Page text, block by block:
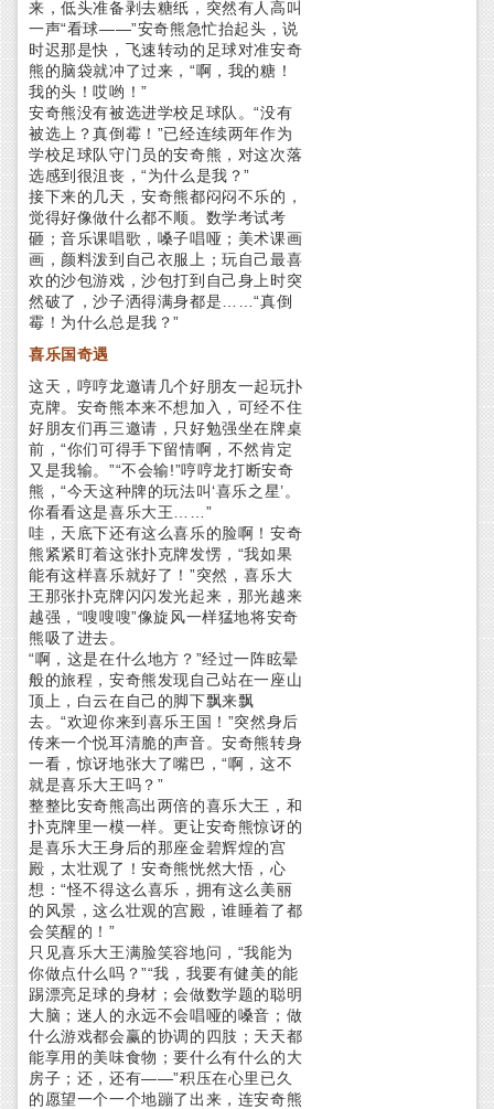
来，低头准备剥去糖纸，突然有人高叫
一声“看球——”安奇熊急忙抬起头，说
时迟那是快，飞速转动的足球对准安奇
熊的脑袋就冲了过来，“啊，我的糖！
我的头！哎哟！”
安奇熊没有被选进学校足球队。“没有
被选上？真倒霉！”已经连续两年作为
学校足球队守门员的安奇熊，对这次落
选感到很沮丧，“为什么是我？”
接下来的几天，安奇熊都闷闷不乐的，
觉得好像做什么都不顺。数学考试考
砸；音乐课唱歌，嗓子唱哑；美术课画
画，颜料泼到自己衣服上；玩自己最喜
欢的沙包游戏，沙包打到自己身上时突
然破了，沙子洒得满身都是……“真倒
霉！为什么总是我？”
喜乐国奇遇
这天，哼哼龙邀请几个好朋友一起玩扑
克牌。安奇熊本来不想加入，可经不住
好朋友们再三邀请，只好勉强坐在牌桌
前，“你们可得手下留情啊，不然肯定
又是我输。”“不会输!”哼哼龙打断安奇
熊，“今天这种牌的玩法叫‘喜乐之星’。
你看看这是喜乐大王……”
哇，天底下还有这么喜乐的脸啊！安奇
熊紧紧盯着这张扑克牌发愣，“我如果
能有这样喜乐就好了！”突然，喜乐大
王那张扑克牌闪闪发光起来，那光越来
越强，“嗖嗖嗖”像旋风一样猛地将安奇
熊吸了进去。
“啊，这是在什么地方？”经过一阵眩晕
般的旅程，安奇熊发现自己站在一座山
顶上，白云在自己的脚下飘来飘
去。“欢迎你来到喜乐王国！”突然身后
传来一个悦耳清脆的声音。安奇熊转身
一看，惊讶地张大了嘴巴，“啊，这不
就是喜乐大王吗？”
整整比安奇熊高出两倍的喜乐大王，和
扑克牌里一模一样。更让安奇熊惊讶的
是喜乐大王身后的那座金碧辉煌的宫
殿，太壮观了！安奇熊恍然大悟，心
想：“怪不得这么喜乐，拥有这么美丽
的风景，这么壮观的宫殿，谁睡着了都
会笑醒的！”
只见喜乐大王满脸笑容地问，“我能为
你做点什么吗？”“我，我要有健美的能
踢漂亮足球的身材；会做数学题的聪明
大脑；迷人的永远不会唱哑的嗓音；做
什么游戏都会赢的协调的四肢；天天都
能享用的美味食物；要什么有什么的大
房子；还，还有——”积压在心里已久
的愿望一个一个地蹦了出来，连安奇熊